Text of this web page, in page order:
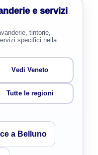
e servizi
tintorie,
specifici nella
Vedi Veneto
Tutte le regioni
a Belluno